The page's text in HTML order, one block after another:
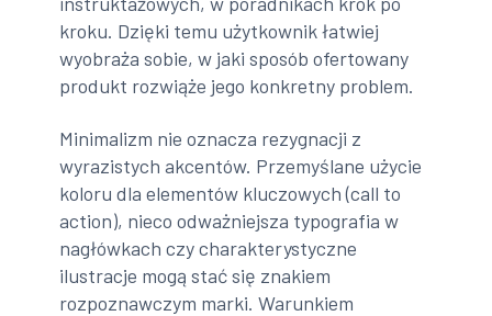
kroku. Dzięki temu użytkownik łatwiej
wyobraża sobie, w jaki sposób ofertowany
produkt rozwiąże jego konkretny problem.
Minimalizm nie oznacza rezygnacji z
wyrazistych akcentów. Przemyślane użycie
koloru dla elementów kluczowych (call to
action), nieco odważniejsza typografia w
nagłówkach czy charakterystyczne
ilustracje mogą stać się znakiem
rozpoznawczym marki. Warunkiem